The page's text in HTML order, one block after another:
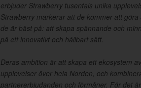
erbjuder Strawberry tusentals unika
Strawberry markerar att de kommer att
de är bäst på: att skapa spännande och
på ett innovativt och hållbart sätt.
Deras ambition är att skapa ett ekosystem
upplevelser över hela Norden, och
partnererbjudanden och förmåner. För det